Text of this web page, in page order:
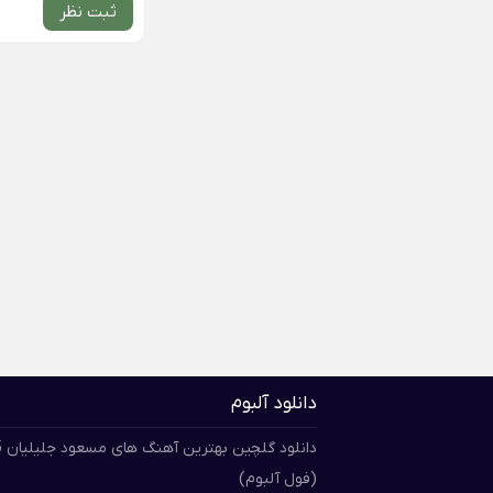
ثبت نظر
دانلود آلبوم
(فول آلبوم)